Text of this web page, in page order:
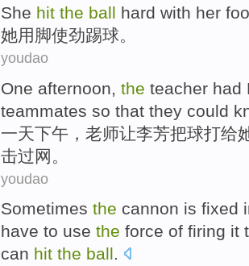
She hit the ball hard with her
她用 脚使劲踢球。
youdao
One afternoon the teacher had
teammates so that they could
一天下午 ， 老师让李芳把球打给
击过网。
youdao
Sometimes the cannon is fixed
have to use the force of firing it
can hit the ball.